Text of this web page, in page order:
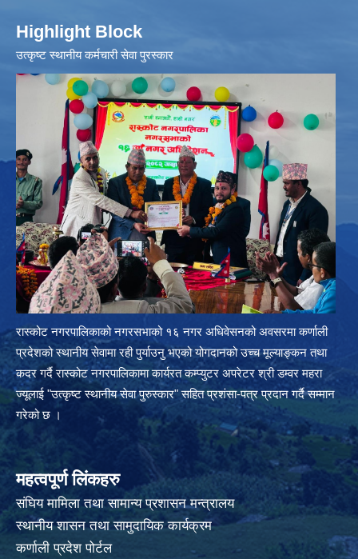
Highlight Block
उत्‍कृष्ट स्थानीय कर्मचारी सेवा पुरस्कार
रास्कोट नगरपालिकाको नगरसभाको १६ नगर अधिवेसनको अवसरमा कर्णाली
प्रदेशको स्थानीय सेवामा रही पुर्याउनु भएको योगदानको उच्च मूल्याङ्कन तथा
कदर गर्दै रास्कोट नगरपालिकामा कार्यरत कम्प्युटर अपरेटर श्री डम्वर महरा
ज्यूलाई "उत्कृष्ट स्थानीय सेवा पुरुस्कार" सहित प्रशंसा-पत्र प्रदान गर्दै सम्मान
गरेको छ ।
महत्वपूर्ण लिंकहरु
संघिय मामिला तथा सामान्य प्रशासन मन्त्रालय
स्थानीय शासन तथा सामुदायिक कार्यक्रम
कर्णाली प्रदेश पोर्टल